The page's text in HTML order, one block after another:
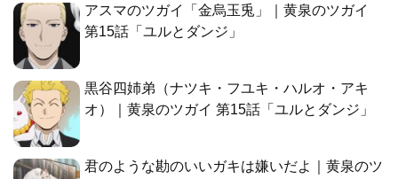
アスマのツガイ「金烏玉兎」｜黄泉のツガイ
第15話「ユルとダンジ」
黒谷四姉弟（ナツキ・フユキ・ハルオ・アキ
オ）｜黄泉のツガイ 第15話「ユルとダンジ」
君のような勘のいいガキは嫌いだよ｜黄泉のツ